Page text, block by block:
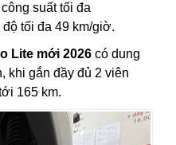
suất tối đa
tối đa 49 km/giờ.
Lite mới 2026 có dung
khi gắn đầy đủ 2 viên
165 km.